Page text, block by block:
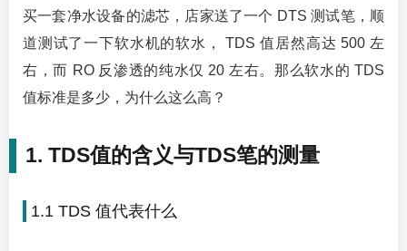
买一套净水设备的滤芯，店家送了一个 DTS 测试笔，顺
道测试了一下软水机的软水， TDS 值居然高达 500 左
右，而 RO 反渗透的纯水仅 20 左右。那么软水的 TDS
值标准是多少，为什么这么高？
1. TDS值的含义与TDS笔的测量
1.1 TDS 值代表什么